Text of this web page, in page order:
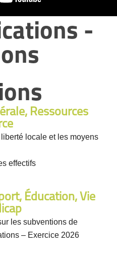
Ressources
locale et les moyens
effectifs
Éducation, Vie
les subventions de
– Exercice 2026